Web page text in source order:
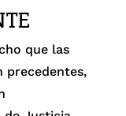
que las
precedentes,